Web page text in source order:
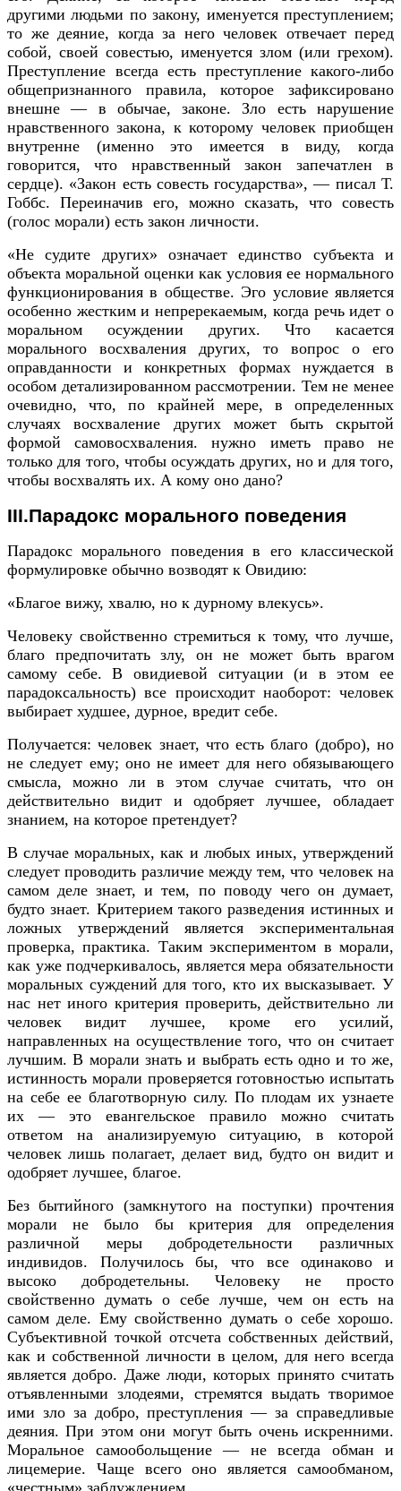
другими людьми по закону, именуется преступлением;
то же деяние, когда за него человек отвечает перед
собой, своей совестью, именуется злом (или грехом).
Преступление всегда есть преступление какого-либо
общепризнанного правила, которое зафиксировано
внешне — в обычае, законе. Зло есть нарушение
нравственного закона, к которому человек приобщен
внутренне (именно это имеется в виду, когда
говорится, что нравственный закон запечатлен в
сердце). «Закон есть совесть государства», — писал Т.
Гоббс. Переиначив его, можно сказать, что совесть
(голос морали) есть закон личности.
«Не судите других» означает единство субъекта и
объекта моральной оценки как условия ее нормального
функционирования в обществе. Эго условие является
особенно жестким и непререкаемым, когда речь идет о
моральном осуждении других. Что касается
морального восхваления других, то вопрос о его
оправданности и конкретных формах нуждается в
особом детализированном рассмотрении. Тем не менее
очевидно, что, по крайней мере, в определенных
случаях восхваление других может быть скрытой
формой самовосхваления. нужно иметь право не
только для того, чтобы осуждать других, но и для того,
чтобы восхвалять их. А кому оно дано?
III.Парадокс морального поведения
Парадокс морального поведения в его классической
формулировке обычно возводят к Овидию:
«Благое вижу, хвалю, но к дурному влекусь».
Человеку свойственно стремиться к тому, что лучше,
благо предпочитать злу, он не может быть врагом
самому себе. В овидиевой ситуации (и в этом ее
парадоксальность) все происходит наоборот: человек
выбирает худшее, дурное, вредит себе.
Получается: человек знает, что есть благо (добро), но
не следует ему; оно не имеет для него обязывающего
смысла, можно ли в этом случае считать, что он
действительно видит и одобряет лучшее, обладает
знанием, на которое претендует?
В случае моральных, как и любых иных, утверждений
следует проводить различие между тем, что человек на
самом деле знает, и тем, по поводу чего он думает,
будто знает. Критерием такого разведения истинных и
ложных утверждений является экспериментальная
проверка, практика. Таким экспериментом в морали,
как уже подчеркивалось, является мера обязательности
моральных суждений для того, кто их высказывает. У
нас нет иного критерия проверить, действительно ли
человек видит лучшее, кроме его усилий,
направленных на осуществление того, что он считает
лучшим. В морали знать и выбрать есть одно и то же,
истинность морали проверяется готовностью испытать
на себе ее благотворную силу. По плодам их узнаете
их — это евангельское правило можно считать
ответом на анализируемую ситуацию, в которой
человек лишь полагает, делает вид, будто он видит и
одобряет лучшее, благое.
Без бытийного (замкнутого на поступки) прочтения
морали не было бы критерия для определения
различной меры добродетельности различных
индивидов. Получилось бы, что все одинаково и
высоко добродетельны. Человеку не просто
свойственно думать о себе лучше, чем он есть на
самом деле. Ему свойственно думать о себе хорошо.
Субъективной точкой отсчета собственных действий,
как и собственной личности в целом, для него всегда
является добро. Даже люди, которых принято считать
отъявленными злодеями, стремятся выдать творимое
ими зло за добро, преступления — за справедливые
деяния. При этом они могут быть очень искренними.
Моральное самообольщение — не всегда обман и
лицемерие. Чаще всего оно является самообманом,